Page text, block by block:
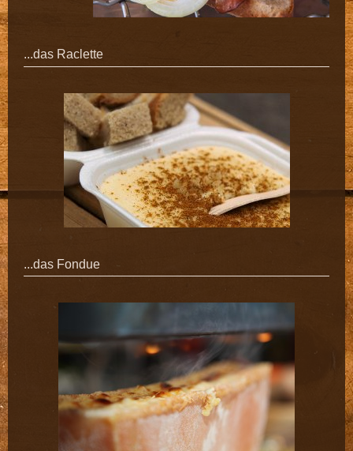
...das Raclette
...das Fondue